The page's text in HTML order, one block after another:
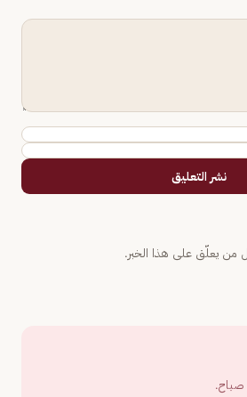
نشر التعليق
من يعلّق على هذا الخبر.
صباح.